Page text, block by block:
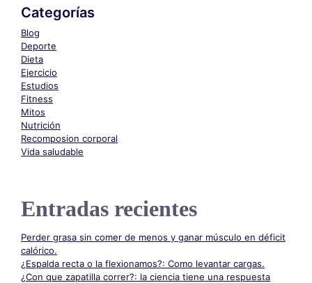
Categorías
Blog
Deporte
Dieta
Ejercicio
Estudios
Fitness
Mitos
Nutrición
Recomposion corporal
Vida saludable
Entradas recientes
Perder grasa sin comer de menos y ganar músculo en déficit
calórico.
¿Espalda recta o la flexionamos?: Como levantar cargas.
¿Con que zapatilla correr?: la ciencia tiene una respuesta